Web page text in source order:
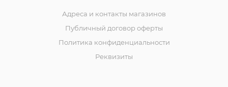
Адреса и контакты магазинов
Публичный договор оферты
Политика конфиденциальности
Реквизиты